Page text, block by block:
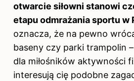
otwarcie siłowni stanowi
etapu odmrażania sportu w
oznacza, że na pewno
baseny czy parki trampolin
dla miłośników aktywności
interesują cię podobne